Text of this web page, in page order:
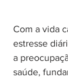
Com a vida
estresse
a
saúde,